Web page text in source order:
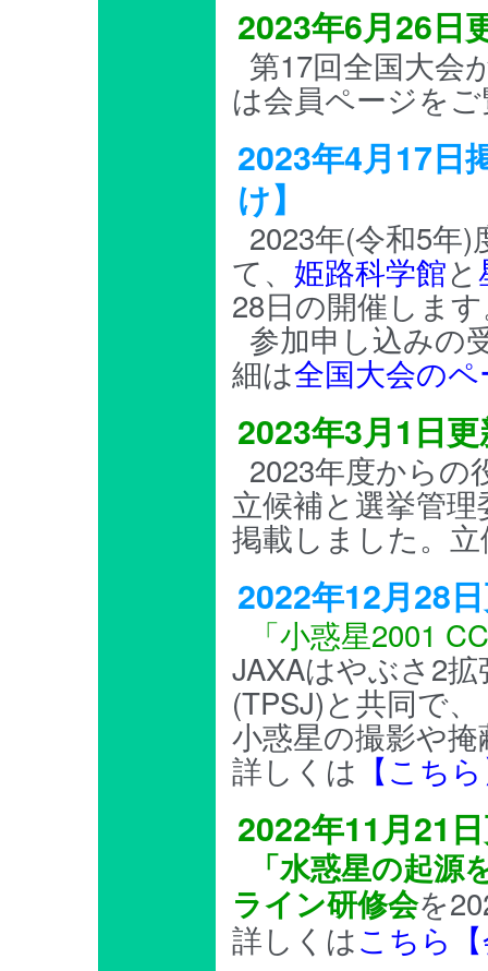
2023年6月26日
第17回全国大会
は会員ページを
2023年4月17日
け】
2023年(令和5年
て、 姫路科学館と
28日の開催しま
参加申し込みの
細は全国大会の
2023年3月1日
2023年度からの
立候補と選挙管
掲載しました。
2022年12月28
「小惑星2001
JAXAはやぶさ2
(TPSJ)と共同で
小惑星の撮影や
詳しくは 【こち
2022年11月21
「水惑星の起
ライン研修会を
詳しくはこちら